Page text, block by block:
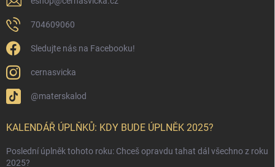
704609060
Sledujte nás na Facebooku!
cernasvicka
@materskalod
KALENDÁŘ ÚPLŇKŮ: KDY BUDE ÚPLNĚK 2025?
Poslední úplněk tohoto roku: Chceš opravdu tahat dál všechno z roku
2025?